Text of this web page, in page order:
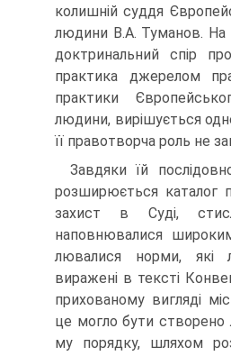
колишній суддя
людини В.А. Туманов. На
доктринальний спір
практика джерелом
практики
людини, вирішується
її правотворча роль не
Завдяки їй
розширюєть­ся каталог
захист в Суді,
наповнювалися
лювалися норми,
виражені в тексті
прихованому вигляді
це могло бути створено
му порядку, шляхом